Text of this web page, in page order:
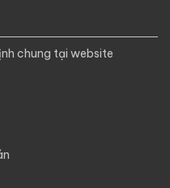
chung tại website